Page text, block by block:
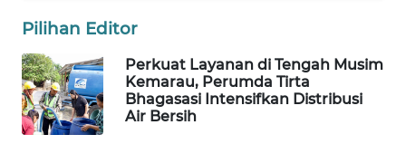
Pilihan Editor
Perkuat Layanan di Tengah Musim
Kemarau, Perumda Tirta
Bhagasasi Intensifkan Distribusi
Air Bersih
NEWS
METRO
SIANTAR